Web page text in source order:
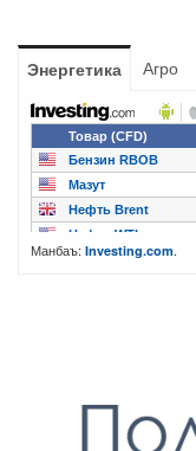
Энергетика Агро
Манбаъ: Investing.com.